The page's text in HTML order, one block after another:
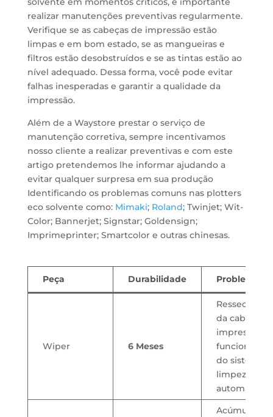
realizar manutenções preventivas regularmente.
Verifique se as cabeças de impressão estão
limpas e em bom estado, se as mangueiras e
filtros estão desobstruídos e se as tintas estão ao
nível adequado. Dessa forma, você pode evitar
falhas inesperadas e garantir a qualidade da
impressão.
Além de a Waystore prestar o serviço de
manutenção corretiva, sempre incentivamos
nosso cliente a realizar preventivas e com este
artigo pretendemos lhe informar ajudando a
evitar qualquer surpresa em sua produção
Identificando os problemas comuns nas plotters
eco solvente como:Mimaki; Roland; Twinjet; Wit-
Color; Bannerjet; Signstar; Goldensign;
Imprimeprinter; Smartcolor e outras chinesas.
Peça Durabilidade Problemas
Wiper 6 Meses
da cabeça
impressão
do sistema
limpeza
automática
Acúmulo de